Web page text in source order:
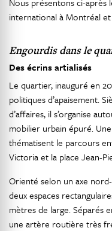
international à Montréal
Engourdis dans le
Des écrins artialisés
Le quartier, inauguré en
politiques d’apaisement.
d’affaires, il s’organise
mobilier urbain épuré.
thématisent le parcours
Victoria et la place Jean-
Orienté selon un axe
deux espaces
mètres de large. Séparés
une artère routière très